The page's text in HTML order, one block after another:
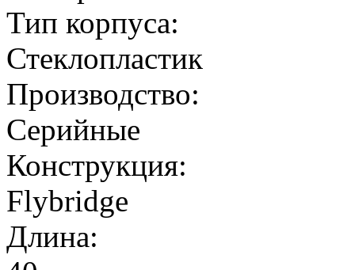
Тип корпуса:
Стеклопластик
Производство:
Серийные
Конструкция:
Flybridge
Длина: